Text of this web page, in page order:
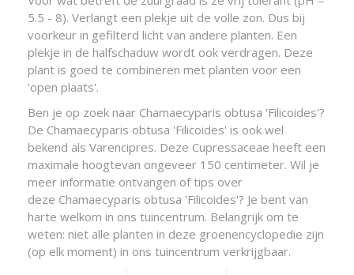
5.5 - 8). Verlangt een plekje uit de volle zon. Dus bij
voorkeur in gefilterd licht van andere planten. Een
plekje in de halfschaduw wordt ook verdragen. Deze
plant is goed te combineren met planten voor een
'open plaats'.
Ben je op zoek naar Chamaecyparis obtusa 'Filicoides'?
De Chamaecyparis obtusa 'Filicoides' is ook wel
bekend als Varencipres. Deze Cupressaceae heeft een
maximale hoogtevan ongeveer 150 centimeter. Wil je
meer informatie ontvangen of tips over
deze Chamaecyparis obtusa 'Filicoides'? Je bent van
harte welkom in ons tuincentrum. Belangrijk om te
weten: niet alle planten in deze groenencyclopedie zijn
(op elk moment) in ons tuincentrum verkrijgbaar.